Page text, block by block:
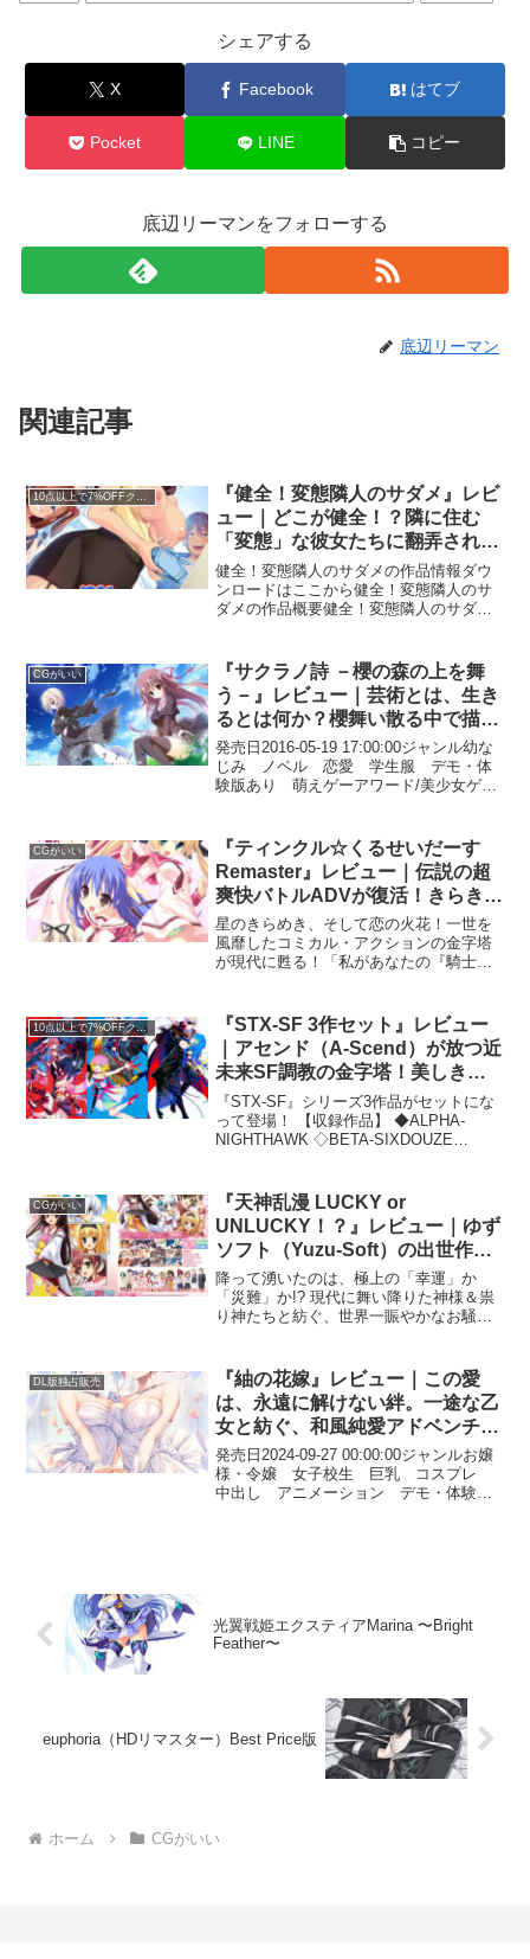
シェアする
X Facebook はてブ
Pocket LINE コピー
底辺リーマンをフォローする
底辺リーマン
関連記事
10点以上で7%OFFクーポン／スプリングセール2026対象
『健全！変態隣人のサダメ』レビ
ュー｜どこが健全！？隣に住む
「変態」な彼女たちに翻弄され
る、Miel流・爆笑背徳生活！
健全！変態隣人のサダメの作品情報ダウ
ンロードはここから健全！変態隣人のサ
ダメの作品概要健全！変態隣人のサダメ
で、ユーザー評価も非常に高い作品とな
っています。健全の定義...
CGがいい
『サクラノ詩 －櫻の森の上を舞
う－』レビュー｜芸術とは、生き
るとは何か？櫻舞い散る中で描か
れる、至高の批評的群像劇
発売日2016-05-19 17:00:00ジャンル幼な
じみ ノベル 恋愛 学生服 デモ・体
験版あり 萌えゲーアワード/美少女ゲー
作品 CGがいい キャラクタ...
CGがいい
『ティンクル☆くるせいだーす
Remaster』レビュー｜伝説の超
爽快バトルADVが復活！きらきら
輝く美少女たちと星を巡る、ドタ
バタ魔王ライフ！
星のきらめき、そして恋の火花！一世を
風靡したコミカル・アクションの金字塔
が現代に甦る！「私があなたの『騎士』
ム界において「爽快すぎるコマンドバト
ル」と「テンポ抜群のド...
10点以上で7%OFFクーポン対象
『STX-SF 3作セット』レビュー
｜アセンド（A-Scend）が放つ近
未来SF調教の金字塔！美しきア
ンドロイドや女戦士を快楽で堕と
す、肉感ダークADVの決定版！
『STX-SF』シリーズ3作品がセットにな
って登場！ 【収録作品】 ◆ALPHA-
NIGHTHAWK ◇BETA‐SIXDOUZE
ダウンロードが可能です。
CGがいい
『天神乱漫 LUCKY or
UNLUCKY！？』レビュー｜ゆず
ソフト（Yuzu-Soft）の出世作！
災難続きの主人公と神様たちが織
りなす、ドタバタ天罰＆神がかり
的純愛ADV！
降って湧いたのは、極上の「幸運」か
「災難」か!? 現代に舞い降りた神様＆祟
り神たちと紡ぐ、世界一賑やかなお騒が
でこんな格好に……っ。でも、不思議と
あなたといるのは、嫌...
DL版独占販売
『紬の花嫁』レビュー｜この愛
は、永遠に解けない絆。一途な乙
女と紡ぐ、和風純愛アドベンチャ
ーの至宝！
発売日2024-09-27 00:00:00ジャンルお嬢
様・令嬢 女子校生 巨乳 コスプレ
中出し アニメーション デモ・体験版
光翼戦姫エクスティアMarina 〜Bright
Feather〜
euphoria（HDリマスター）Best Price版
ホーム CGがいい